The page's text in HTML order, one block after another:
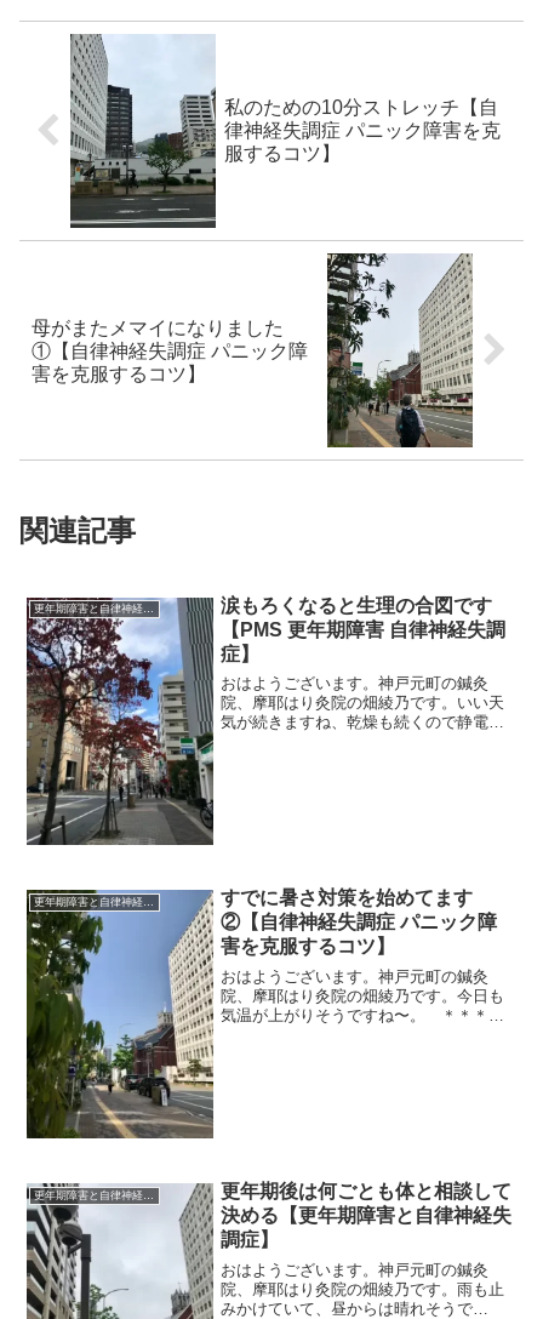
私のための10分ストレッチ【自
律神経失調症 パニック障害を克
服するコツ】
母がまたメマイになりました
①【自律神経失調症 パニック障
害を克服するコツ】
関連記事
涙もろくなると生理の合図です
【PMS 更年期障害 自律神経失調
症】
おはようございます。神戸元町の鍼灸
院、摩耶はり灸院の畑綾乃です。いい天
気が続きますね、乾燥も続くので静電気
すでに暑さ対策を始めてます
②【自律神経失調症 パニック障
害を克服するコツ】
おはようございます。神戸元町の鍼灸
院、摩耶はり灸院の畑綾乃です。今日も
気温が上がりそうですね〜。 ＊＊＊５
更年期後は何ごとも体と相談して
決める【更年期障害と自律神経失
調症】
おはようございます。神戸元町の鍼灸
院、摩耶はり灸院の畑綾乃です。雨も止
みかけていて、昼からは晴れそうで